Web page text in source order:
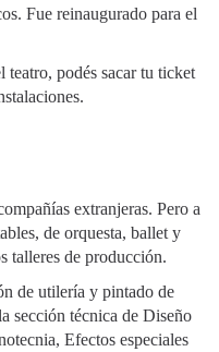
Fue reinaugurado para el
podés sacar tu ticket
extranjeras. Pero a
de orquesta, ballet y
talleres de producción.
de utilería y pintado de
sección técnica de Diseño
Efectos especiales